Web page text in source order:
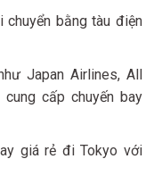
chuyển bằng tàu điện
Japan Airlines, All
cấp chuyến bay
giá rẻ đi Tokyo với